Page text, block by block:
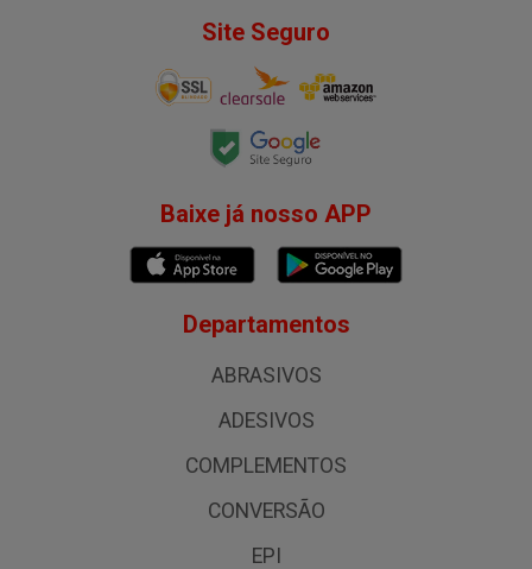
Site Seguro
Baixe já nosso APP
Departamentos
ABRASIVOS
ADESIVOS
COMPLEMENTOS
CONVERSÃO
EPI